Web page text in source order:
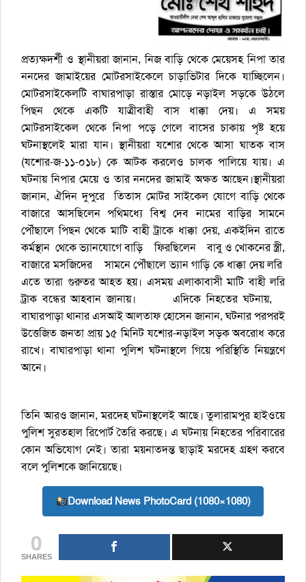
প্রত্যক্ষদর্শী ও স্থানীয়রা জানান, নিজ বাড়ি থেকে মেয়েসহ নিপা তার
ননদের জামাইয়ের মোটরসাইকেলে চাড়াভিটার দিকে যাচ্ছিলেন।
মোটরসাইকেলটি বাঘারপাড়া রাস্তার মোড়ে নড়াইল সড়কে উঠলে
পিছন থেকে একটি যাত্রীবাহী বাস ধাক্কা দেয়। এ সময়
মোটরসাইকেল থেকে নিপা পড়ে গেলে বাসের চাকায় পৃষ্ট হয়ে
ঘটনাস্থলেই মারা যান। স্থানীয়রা যশোর থেকে আসা ঘাতক বাস
(যশোর-জ-১১-০১৮) কে আটক করলেও চালক পালিয়ে যায়। এ
ঘটনায় নিপার মেয়ে ও তার ননদের জামাই অক্ষত আছেন।স্থানীয়রা
জানান, ঐদিন দুপুরে তিতাস মোটর সাইকেল যোগে বাড়ি থেকে
বাজারে আসছিলেন পথিমধ্যে বিশ্ব দেব নামের বাড়ির সামনে
পৌঁছালে পিছন থেকে মাটি বাহী ট্রাকে ধাক্কা দেয়, একইদিন রাতে
কর্মস্থান থেকে ভ্যানযোগে বাড়ি ফিরছিলেন বাবু ও খোকনের স্ত্রী,
বাজারে মসজিদের সামনে পৌঁছালে ভ্যান গাড়ি কে ধাক্কা দেয় লরি
এতে তারা গুরুতর আহত হয়। এসময় এলাকাবাসী মাটি বাহী লরি
ট্রাক বন্ধের আহবান জানায়। এদিকে নিহতের ঘটনায়,
বাঘারপাড়া থানার এসআই আলতাফ হোসেন জানান, ঘটনার পরপরই
উত্তেজিত জনতা প্রায় ১৫ মিনিট যশোর-নড়াইল সড়ক অবরোধ করে
রাখে। বাঘারপাড়া থানা পুলিশ ঘটনাস্থলে গিয়ে পরিস্থিতি নিয়ন্ত্রণে
আনে।
তিনি আরও জানান, মরদেহ ঘটনাস্থলেই আছে। তুলারামপুর হাইওয়ে
পুলিশ সুরতহাল রিপোর্ট তৈরি করছে। এ ঘটনায় নিহতের পরিবারের
কোন অভিযোগ নেই। তারা ময়নাতদন্ত ছাড়াই মরদেহ গ্রহণ করবে
বলে পুলিশকে জানিয়েছে।
Download News PhotoCard (1080×1080)
0
SHARES